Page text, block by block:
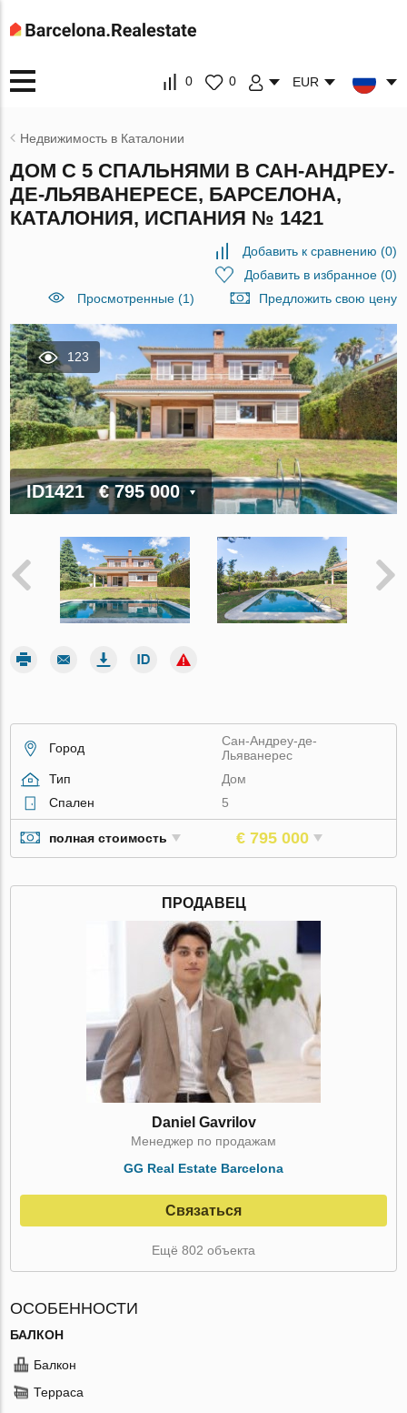
0 0 EUR
Недвижимость в Каталонии
ДОМ С 5 СПАЛЬНЯМИ В САН-АНДРЕУ-
ДЕ-ЛЬЯВАНЕРЕСЕ, БАРСЕЛОНА,
КАТАЛОНИЯ, ИСПАНИЯ № 1421
Добавить к сравнению (0)
Добавить в избранное(0)
Просмотренные (1)
Предложить свою цену
123
ID1421 € 795 000
Город
Сан-Андреу-де-
Льяванерес
Тип
Дом
Спален
5
полная стоимость € 795 000
ПРОДАВЕЦ
Daniel Gavrilov
Менеджер по продажам
GG Real Estate Barcelona
Связаться
Ещё 802 объекта
ОСОБЕННОСТИ
БАЛКОН
Балкон
Терраса